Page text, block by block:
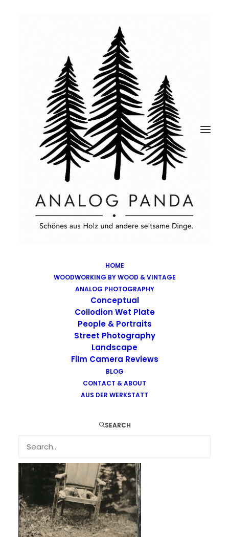
HOME
WOODWORKING BY WOOD & VINTAGE
ANALOG PHOTOGRAPHY
Conceptual
Collodion Wet Plate
People & Portraits
Street Photography
Landscape
Film Camera Reviews
BLOG
CONTACT & ABOUT
AUS DER WERKSTATT
SEARCH
Images tagged "chair"
Images tagged "chair"